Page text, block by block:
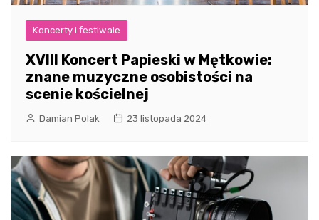
Koncerty i festiwale
XVIII Koncert Papieski w Mętkowie:
znane muzyczne osobistości na
scenie kościelnej
Damian Polak 23 listopada 2024